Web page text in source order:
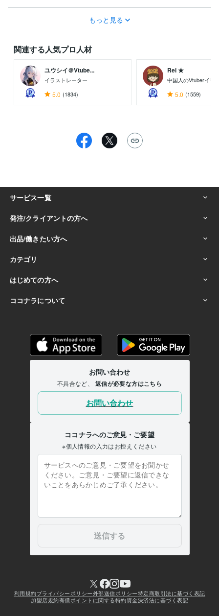
もっと見る
関連する人気プロ人材
ユウシイ＠Vtube...
イラストレーター
5.0 (1834)
Rei ★
中国人のVtuberイラ
5.0 (1559)